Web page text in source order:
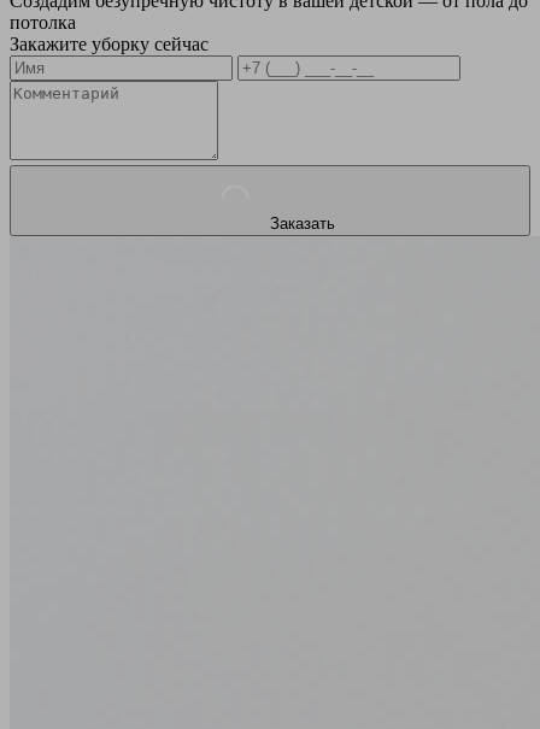
потолка
Закажите уборку сейчас
Заказать